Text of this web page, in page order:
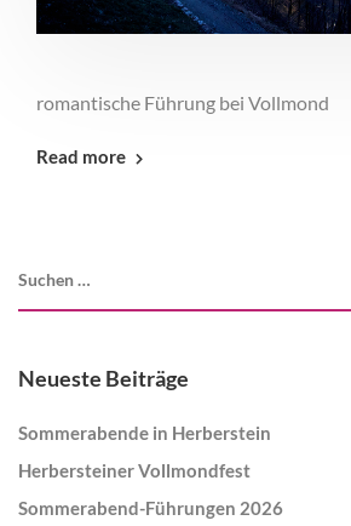
romantische Führung bei Vollmond
Read more
Neueste Beiträge
Sommerabende in Herberstein
Herbersteiner Vollmondfest
Sommerabend-Führungen 2026